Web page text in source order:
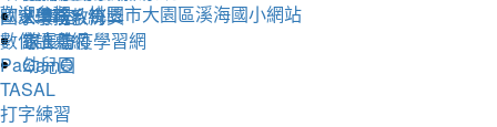
人事室
家長會
幼兒園
X學務系統
線上防疫學習網
國家環境教育獎
數位讀寫網
PaGamO
TASAL
打字練習
歡迎參觀：桃園市大園區溪海國小網站